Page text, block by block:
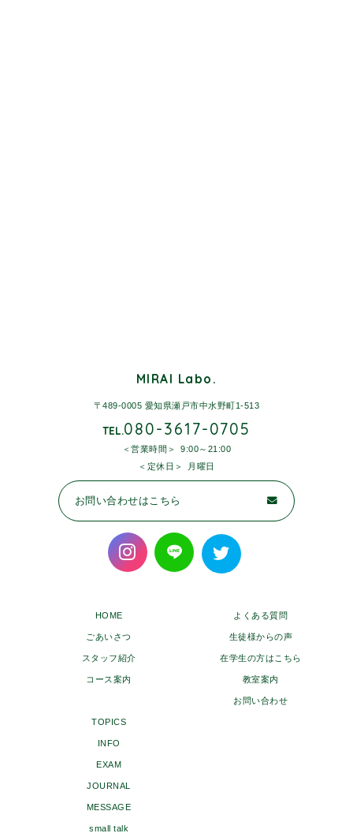
MIRAI Labo.
〒489-0005 愛知県瀬戸市中水野町1-513
TEL.080-3617-0705
営業時間
9:00～21:00
定休日
月曜日
お問い合わせはこちら
HOME
ごあいさつ
スタッフ紹介
コース案内
よくある質問
生徒様からの声
在学生の方はこちら
教室案内
お問い合わせ
TOPICS
INFO
EXAM
JOURNAL
MESSAGE
small talk